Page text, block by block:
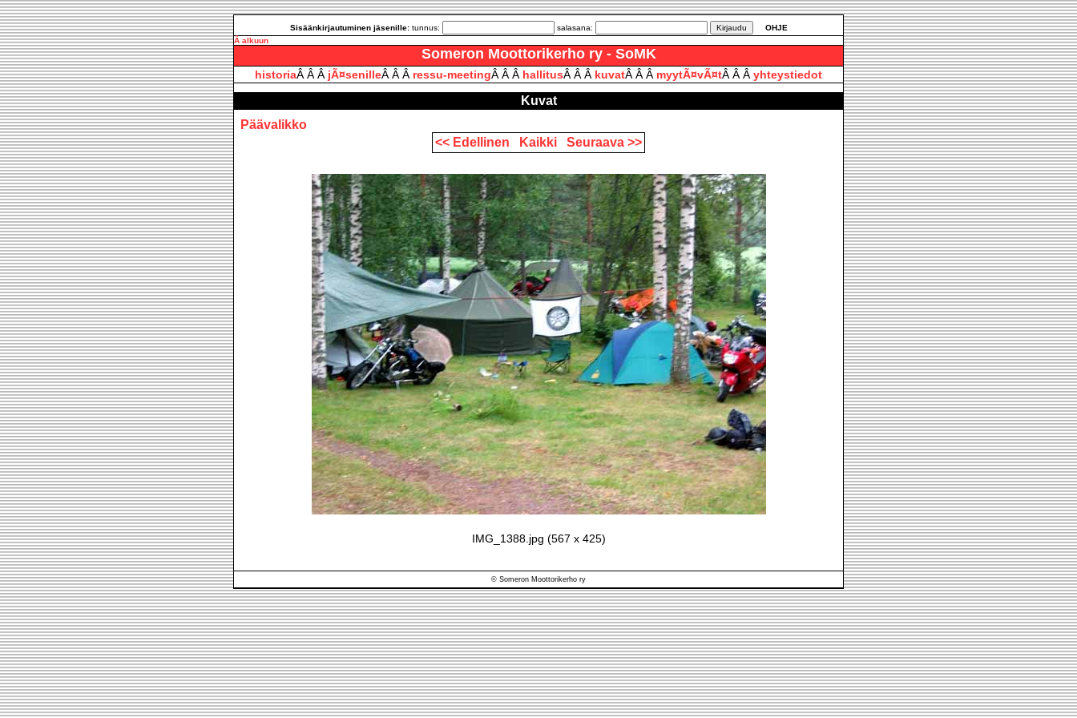
Sisäänkirjautuminen jäsenille:tunnus: salasana:
OHJE
Â alkuun
Someron Moottorikerho ry - SoMK
historiaÂ Â Â jÃ¤senilleÂ Â Â ressu-meetingÂ Â Â hallitusÂ Â Â kuvatÂ Â Â myytÃ¤vÃ¤tÂ Â Â yhteystiedot
Kuvat
Päävalikko
<< Edellinen
Kaikki Seuraava >>
IMG_1388.jpg (567 x 425)
© Someron Moottorikerho ry